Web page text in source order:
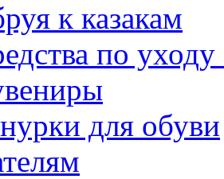
к казакам
по
для обуви